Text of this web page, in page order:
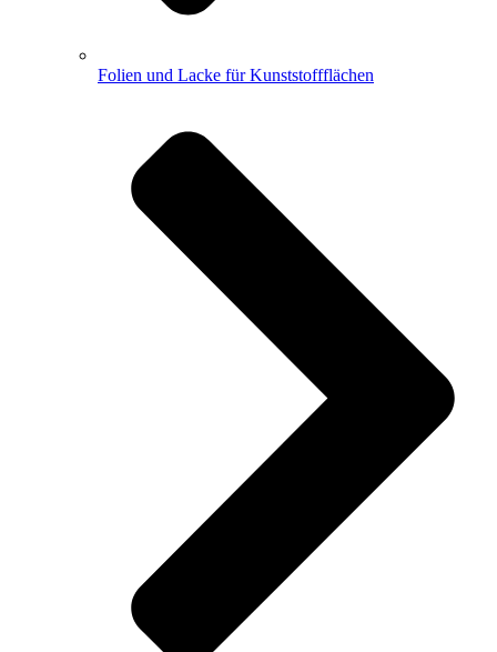
Folien und Lacke für Kunststoffflächen